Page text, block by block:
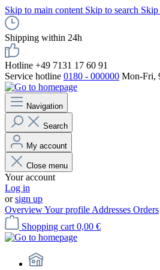
Skip to main content Skip to search Skip
Shipping within 24h
Hotline +49 7131 17 60 91
Service hotline 0180 - 000000 Mon-Fri,
Navigation
Search
My account
Close menu
Your account
Log in
orsign up
OverviewYour profile Addresses Orders
Shopping cart 0,00 €